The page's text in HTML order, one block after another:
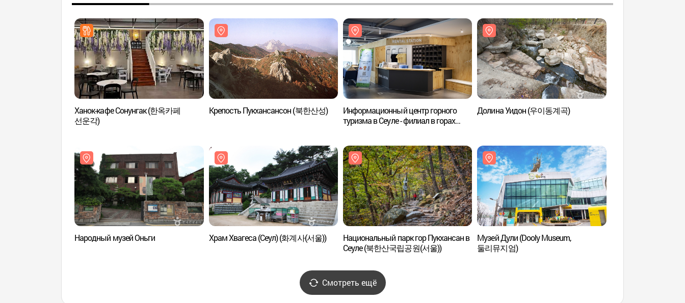
Ханок-кафе Сонунгак (한옥카페
선운각)
Крепость Пукхансансон (북한산성)
Информационный центр горного
туризма в Сеуле - филиал в горах
Долина Уидон (우이동계곡)
Народный музей Оньги Храм Хвагеса (Сеул) (화계사(서울))
Национальный парк гор Пукхансан в
Сеуле (북한산국립공원(서울))
Музей Дули (Dooly Museum,
둘리뮤지엄)
Смотреть ещё